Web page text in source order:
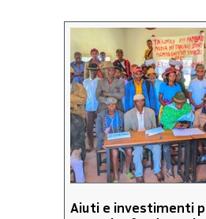
Aiuti e investimenti